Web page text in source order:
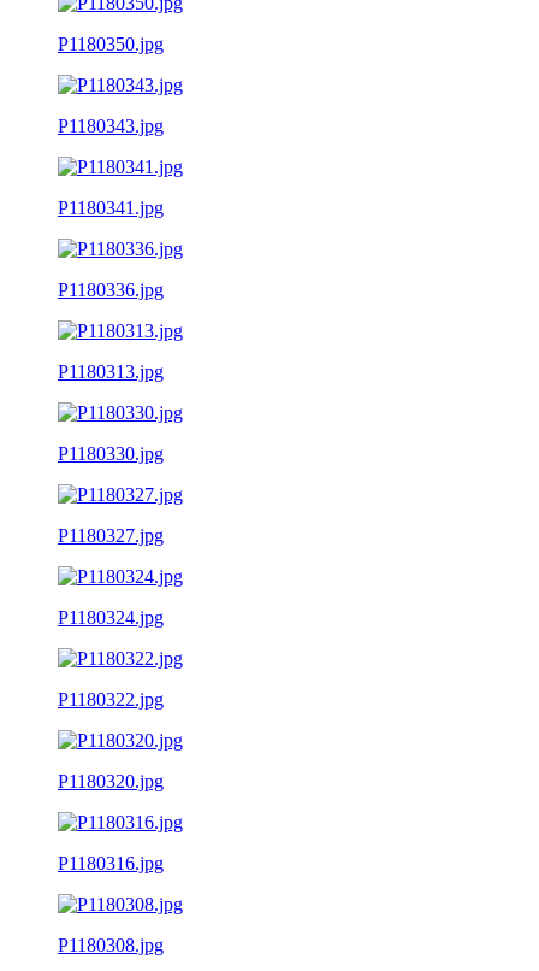
P1180350.jpg
P1180343.jpg
P1180341.jpg
P1180336.jpg
P1180313.jpg
P1180330.jpg
P1180327.jpg
P1180324.jpg
P1180322.jpg
P1180320.jpg
P1180316.jpg
P1180308.jpg